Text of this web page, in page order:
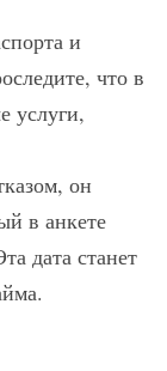
и
что в
услуги,
он
в анкете
дата станет